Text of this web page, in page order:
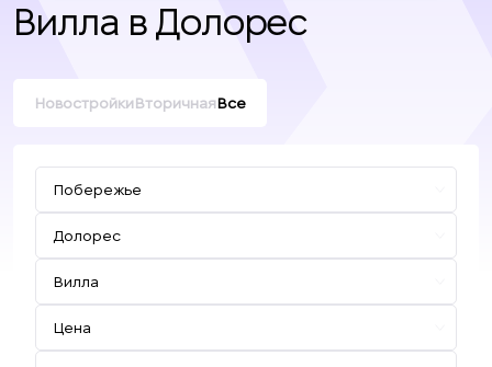
Вилла в Долорес
НовостройкиВторичнаяВсе